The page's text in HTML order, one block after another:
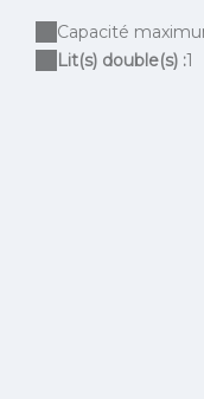
Capacité
Lit(s) double(s) :1